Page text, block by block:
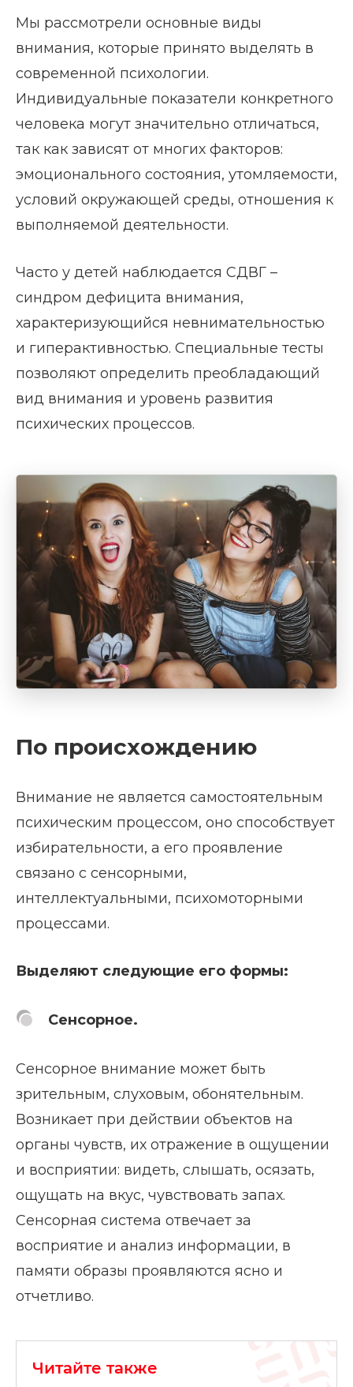
Мы рассмотрели основные виды
внимания, которые принято выделять в
современной психологии.
Индивидуальные показатели конкретного
человека могут значительно отличаться,
так как зависят от многих факторов:
эмоционального состояния, утомляемости,
условий окружающей среды, отношения к
выполняемой деятельности.
Часто у детей наблюдается СДВГ –
синдром дефицита внимания,
характеризующийся невнимательностью
и гиперактивностью. Специальные тесты
позволяют определить преобладающий
вид внимания и уровень развития
психических процессов.
По происхождению
Внимание не является самостоятельным
психическим процессом, оно способствует
избирательности, а его проявление
связано с сенсорными,
интеллектуальными, психомоторными
процессами.
Выделяют следующие его формы:
Сенсорное.
Сенсорное внимание может быть
зрительным, слуховым, обонятельным.
Возникает при действии объектов на
органы чувств, их отражение в ощущении
и восприятии: видеть, слышать, осязать,
ощущать на вкус, чувствовать запах.
Сенсорная система отвечает за
восприятие и анализ информации, в
памяти образы проявляются ясно и
отчетливо.
Читайте также